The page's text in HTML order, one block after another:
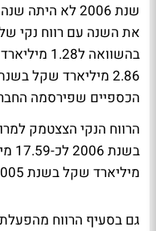
שנת 2006 לא
הכספיים שפירסמה
הרווח הנקי הצצטמק
מיליארד שקל בשנת 2005, גידול של כ-5%.
גם בסעיף הרווח